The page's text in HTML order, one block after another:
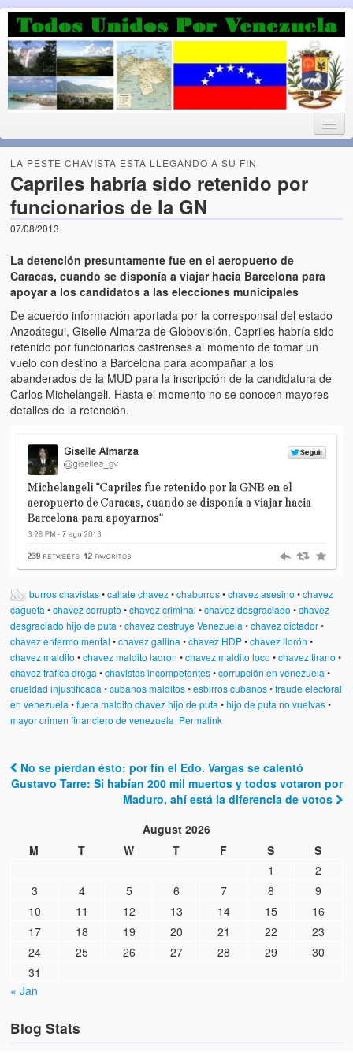
Luchando por la Democracia
Fuera el chavismo, la peor peste que le ha caido a esta tierra
Home
Todos Unidos por Venezuela te da la bienvenida a éste nuestro
Blog. (Todos Unidos por Venezuela welcomes you to our Blog)
Acerca de este blog (About this Blog)
Artículos
El Tipo y los Rojos en Los Teques (The Jerk and the Reds in
Teques)
La burla del Chavez “tan amante de los niños” (The mockery of
Chavez “such a children lover”)
Los niños de las calles de Venezuela (Children of the streets of
Venezuela)
Luis y El Mono… en armas (Luis and El Mono… armed)
Puente Llaguno, Miraflores… ¿y Lina?
Radio Emisoras y canales de televisión clausurados por el
de Chávez hasta el 2009
Victimas del 11 de abril de 2002
Víctimas del régimen dictatorial de Chávez desde que tomó el
poder hasta el 31 de diciembre de 2009
1992
¡¡¡Miserable traidor, mira a tu pueblo!!! (Despicable traitor, look
Fotos
Versos
Cuentos
Videos
Chistes
LA PESTE CHAVISTA ESTA LLEGANDO A SU FIN
Capriles habría sido retenido por
funcionarios de la GN
07/08/2013
La detención presuntamente fue en el aeropuerto de
Caracas, cuando se disponía a viajar hacia Barcelona para
apoyar a los candidatos a las elecciones municipales
De acuerdo información aportada por la corresponsal del estado
Anzoátegui, Giselle Almarza de Globovisión, Capriles habría sido
retenido por funcionarios castrenses al momento de tomar un
vuelo con destino a Barcelona para acompañar a los
abanderados de la MUD para la inscripción de la candidatura de
Carlos Michelangeli. Hasta el momento no se conocen mayores
detalles de la retención.
burros chavistas•callate chavez•chaburros•chavez asesino •chavez
cagueta •chavez corrupto •chavez criminal •chavez desgraciado •chavez
desgraciado hijo de puta •chavez destruye Venezuela •chavez dictador•
chavez enfermo mental •chavez gallina •chavez HDP•chavez llorón •
chavez maldito •chavez maldito ladron •chavez maldito loco •chavez tirano •
chavez trafica droga •chavistas incompetentes•corrupción en venezuela •
crueldad injustificada •cubanos malditos•esbirros cubanos•fraude electoral
en venezuela •fuera maldito chavez hijo de puta •hijo de puta no vuelvas•
mayor crimen financiero de venezuela Permalink
Post navigation
No se pierdan ésto: por fín el Edo. Vargas se calentó
Gustavo Tarre: Si habían 200 mil muertos y todos votaron por
Maduro, ahí está la diferencia de votos
August 2026
M
T W T F S
S
1
2
3
4 5 6 7 8
9
10
11 12 13 14 15
16
17
18 19 20 21 22
23
24
25 26 27 28 29
30
31
« Jan
Blog Stats